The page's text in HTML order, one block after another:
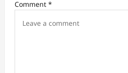
i
Comment *